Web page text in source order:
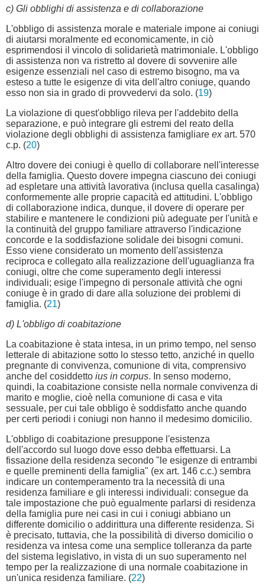
c) Gli obblighi di assistenza e di collaborazione
L'obbligo di assistenza morale e materiale impone ai coniugi
di aiutarsi moralmente ed economicamente, in ciò
esprimendosi il vincolo di solidarietà matrimoniale. L'obbligo
di assistenza non va ristretto al dovere di sovvenire alle
esigenze essenziali nel caso di estremo bisogno, ma va
esteso a tutte le esigenze di vita dell'altro coniuge, quando
esso non sia in grado di provvedervi da solo. (19)
La violazione di quest'obbligo rileva per l'addebito della
separazione, e può integrare gli estremi del reato della
violazione degli obblighi di assistenza famigliare exart. 570
c.p. (20)
Altro dovere dei coniugi è quello di collaborare nell'interesse
della famiglia. Questo dovere impegna ciascuno dei coniugi
ad espletare una attività lavorativa (inclusa quella casalinga)
conformemente alle proprie capacità ed attitudini. L'obbligo
di collaborazione indica, dunque, il dovere di operare per
stabilire e mantenere le condizioni più adeguate per l'unità e
la continuità del gruppo familiare attraverso l'indicazione
concorde e la soddisfazione solidale dei bisogni comuni.
Esso viene considerato un momento dell'assistenza
reciproca e collegato alla realizzazione dell'uguaglianza fra
coniugi, oltre che come superamento degli interessi
individuali; esige l'impegno di personale attività che ogni
coniuge è in grado di dare alla soluzione dei problemi di
famiglia. (21)
d) L'obbligo di coabitazione
La coabitazione è stata intesa, in un primo tempo, nel senso
letterale di abitazione sotto lo stesso tetto, anziché in quello
pregnante di convivenza, comunione di vita, comprensivo
anche del cosiddetto ius in corpus. In senso moderno,
quindi, la coabitazione consiste nella normale convivenza di
marito e moglie, cioè nella comunione di casa e vita
sessuale, per cui tale obbligo è soddisfatto anche quando
per certi periodi i coniugi non hanno il medesimo domicilio.
L'obbligo di coabitazione presuppone l'esistenza
dell'accordo sul luogo dove esso debba effettuarsi. La
fissazione della residenza secondo "le esigenze di entrambi
e quelle preminenti della famiglia" (ex art. 146 c.c.) sembra
indicare un contemperamento tra la necessità di una
residenza familiare e gli interessi individuali: consegue da
tale impostazione che può egualmente parlarsi di residenza
della famiglia pure nei casi in cui i coniugi abbiano un
differente domicilio o addirittura una differente residenza. Si
è precisato, tuttavia, che la possibilità di diverso domicilio o
residenza va intesa come una semplice tolleranza da parte
del sistema legislativo, in vista di un suo superamento nel
tempo per la realizzazione di una normale coabitazione in
un'unica residenza familiare. (22)